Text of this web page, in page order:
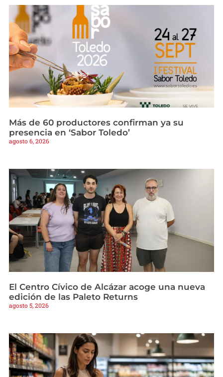
Más de 60 productores confirman ya su
presencia en ‘Sabor Toledo’
agosto 6, 2026
El Centro Cívico de Alcázar acoge una nueva
edición de las Paleto Returns
agosto 5, 2026